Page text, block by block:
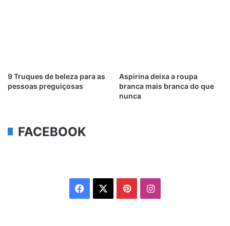
9 Truques de beleza para as
pessoas preguiçosas
Aspirina deixa a roupa
branca mais branca do que
nunca
FACEBOOK
Facebook PinterestInstagram